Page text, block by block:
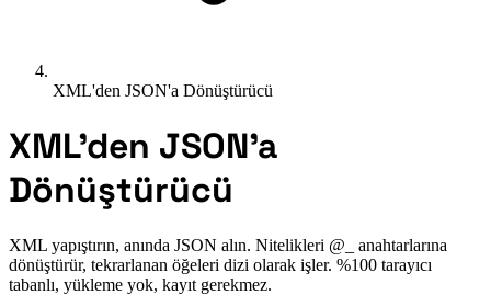
XML'den JSON'a Dönüştürücü
XML'den JSON'a
Dönüştürücü
XML yapıştırın, anında JSON alın. Nitelikleri @_ anahtarlarına
dönüştürür, tekrarlanan öğeleri dizi olarak işler. %100 tarayıcı
tabanlı, yükleme yok, kayıt gerekmez.